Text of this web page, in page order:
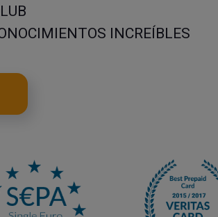
INCREÍBLES